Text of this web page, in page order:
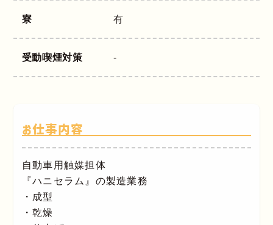
寮 有
受動喫煙対策 -
お仕事内容
自動車用触媒担体
『ハニセラム』の製造業務
・成型
・乾燥